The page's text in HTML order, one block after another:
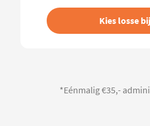
Kies losse
*Eénmalig €35,-